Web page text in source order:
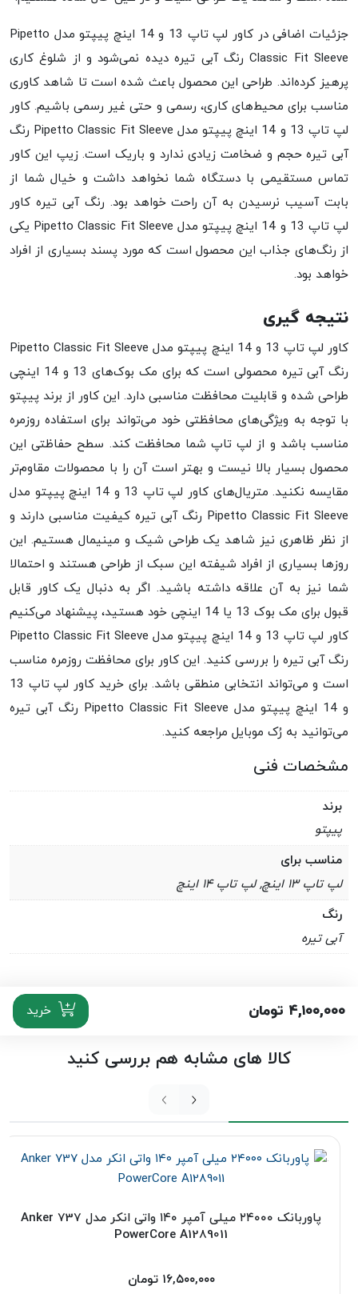
جزئیات اضافی در کاور لپ تاپ 13 و 14 اینچ پیپتو مدل Pipetto
Classic Fit Sleeve رنگ آبی تیره دیده نمی‌شود و از شلوغ کاری
پرهیز کرده‌اند. طراحی این محصول باعث شده است تا شاهد کاوری
مناسب برای محیط‌های کاری، رسمی و حتی غیر رسمی باشیم. کاور
لپ تاپ 13 و 14 اینچ پیپتو مدل Pipetto Classic Fit Sleeve رنگ
آبی تیره حجم و ضخامت زیادی ندارد و باریک است. زیپ این کاور
تماس مستقیمی با دستگاه شما نخواهد داشت و خیال شما از
بابت آسیب نرسیدن به آن راحت خواهد بود. رنگ آبی تیره کاور
لپ تاپ 13 و 14 اینچ پیپتو مدل Pipetto Classic Fit Sleeve یکی
از رنگ‌های جذاب این محصول است که مورد پسند بسیاری از افراد
خواهد بود.
نتیجه گیری
کاور لپ تاپ 13 و 14 اینچ پیپتو مدل Pipetto Classic Fit Sleeve
رنگ آبی تیره محصولی است که برای مک بوک‌های 13 و 14 اینچی
طراحی شده و قابلیت محافظت مناسبی دارد. این کاور از برند پیپتو
با توجه به ویژگی‌های محافظتی خود می‌تواند برای استفاده روزمره
مناسب باشد و از لپ تاپ شما محافظت کند. سطح حفاظتی این
محصول بسیار بالا نیست و بهتر است آن را با محصولات مقاوم‌تر
مقایسه نکنید. متریال‌های کاور لپ تاپ 13 و 14 اینچ پیپتو مدل
Pipetto Classic Fit Sleeve رنگ آبی تیره کیفیت مناسبی دارند و
از نظر ظاهری نیز شاهد یک طراحی شیک و مینیمال هستیم. این
روزها بسیاری از افراد شیفته این سبک از طراحی هستند و احتمالا
شما نیز به آن علاقه داشته باشید. اگر به دنبال یک کاور قابل
قبول برای مک بوک 13 یا 14 اینچی خود هستید، پیشنهاد می‌کنیم
کاور لپ تاپ 13 و 14 اینچ پیپتو مدل Pipetto Classic Fit Sleeve
رنگ آبی تیره را بررسی کنید. این کاور برای محافظت روزمره مناسب
است و می‌تواند انتخابی منطقی باشد. برای خرید کاور لپ تاپ 13
و 14 اینچ پیپتو مدل Pipetto Classic Fit Sleeve رنگ آبی تیره
می‌توانید به رُک موبایل مراجعه کنید.
مشخصات فنی
برند
پیپتو
مناسب برای
لپ تاپ ۱۳ اینچ, لپ تاپ ۱۴ اینچ
رنگ
آبی تیره
۴,۱۰۰,۰۰۰ تومان خرید
کالا های مشابه هم بررسی کنید
پاوربانک ۲۴۰۰۰ میلی‌ آمپر ۱۴۰ واتی انکر مدل Anker 737
PowerCore A1289011
۱۶,۵۰۰,۰۰۰ تومان